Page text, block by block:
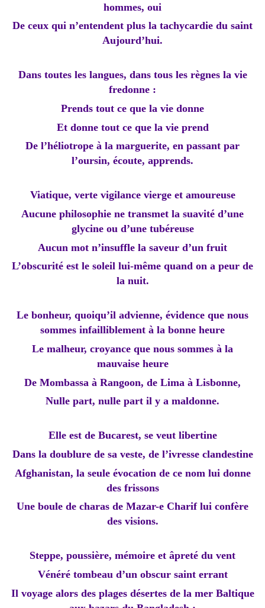
hommes, oui
De ceux qui n’entendent plus la tachycardie du saint
Aujourd’hui.
Dans toutes les langues, dans tous les règnes la vie
fredonne :
Prends tout ce que la vie donne
Et donne tout ce que la vie prend
De l’héliotrope à la marguerite, en passant par
l’oursin, écoute, apprends.
Viatique, verte vigilance vierge et amoureuse
Aucune philosophie ne transmet la suavité d’une
glycine ou d’une tubéreuse
Aucun mot n’insuffle la saveur d’un fruit
L’obscurité est le soleil lui-même quand on a peur de
la nuit.
Le bonheur, quoiqu’il advienne, évidence que nous
sommes infailliblement à la bonne heure
Le malheur, croyance que nous sommes à la
mauvaise heure
De Mombassa à Rangoon, de Lima à Lisbonne,
Nulle part, nulle part il y a maldonne.
Elle est de Bucarest, se veut libertine
Dans la doublure de sa veste, de l’ivresse clandestine
Afghanistan, la seule évocation de ce nom lui donne
des frissons
Une boule de charas de Mazar-e Charif lui confère
des visions.
Steppe, poussière, mémoire et âpreté du vent
Vénéré tombeau d’un obscur saint errant
Il voyage alors des plages désertes de la mer Baltique